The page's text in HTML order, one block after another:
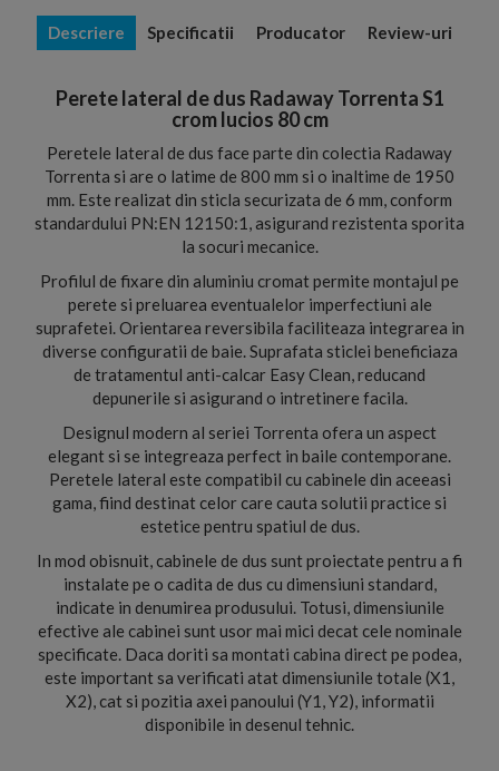
Descriere Specificatii Producator Review-uri
Perete lateral de dus Radaway Torrenta S1
crom lucios 80 cm
Peretele lateral de dus face parte din colectia Radaway
Torrenta si are o latime de 800 mm si o inaltime de 1950
mm. Este realizat din sticla securizata de 6 mm, conform
standardului PN:EN 12150:1, asigurand rezistenta sporita
la socuri mecanice.
Profilul de fixare din aluminiu cromat permite montajul pe
perete si preluarea eventualelor imperfectiuni ale
suprafetei. Orientarea reversibila faciliteaza integrarea in
diverse configuratii de baie. Suprafata sticlei beneficiaza
de tratamentul anti-calcar Easy Clean, reducand
depunerile si asigurand o intretinere facila.
Designul modern al seriei Torrenta ofera un aspect
elegant si se integreaza perfect in baile contemporane.
Peretele lateral este compatibil cu cabinele din aceeasi
gama, fiind destinat celor care cauta solutii practice si
estetice pentru spatiul de dus.
In mod obisnuit, cabinele de dus sunt proiectate pentru a fi
instalate pe o cadita de dus cu dimensiuni standard,
indicate in denumirea produsului. Totusi, dimensiunile
efective ale cabinei sunt usor mai mici decat cele nominale
specificate. Daca doriti sa montati cabina direct pe podea,
este important sa verificati atat dimensiunile totale (X1,
X2), cat si pozitia axei panoului (Y1, Y2), informatii
disponibile in desenul tehnic.